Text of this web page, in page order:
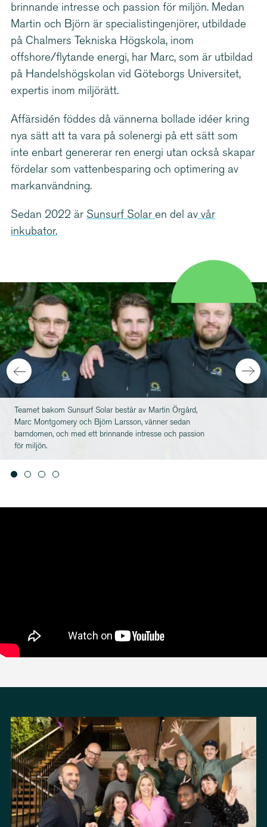
brinnande intresse och passion för miljön. Medan
Martin och Björn är speci­a­lis­tin­gen­jörer, utbildade
på Chalmers Tekniska Högskola, inom
offshore/flytande energi, har Marc, som är utbildad
på Handels­hög­skolan vid Göteborgs Universitet,
expertis inom miljörätt.
Affärsidén föddes då vännerna bollade idéer kring
nya sätt att ta vara på solenergi på ett sätt som
inte enbart genererar ren energi utan också skapar
fördelar som vatten­be­sparing och optimering av
markan­vändning.
Sedan 2022 är Sunsurf Solar en del av vår
inkubator.
består av Martin Örgård,
Larsson, vänner sedan
intresse och passion
Teamet på Sunsurf
Martin Norling, VD
Nyberg, VD på